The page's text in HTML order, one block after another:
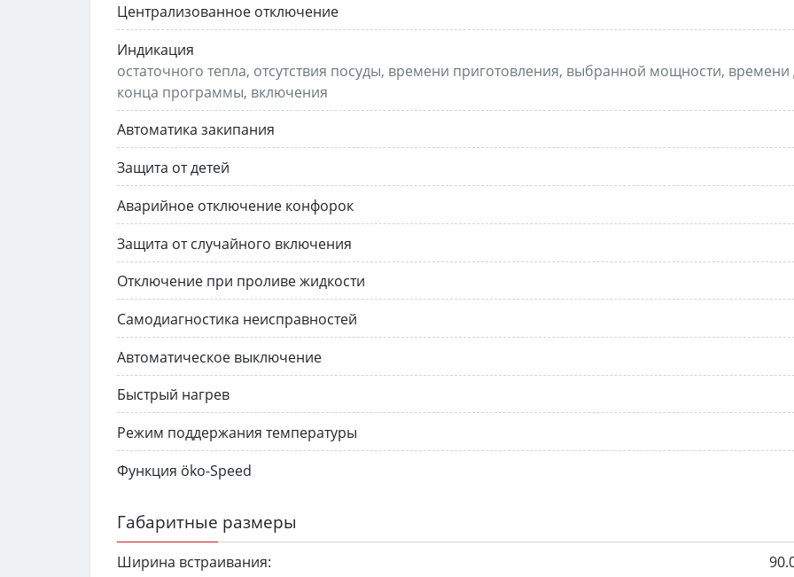
Централизованное отключение
Индикация
остаточного тепла, отсутствия посуды, времени приготовления, выбранной мощности, времени
конца программы, включения
Автоматика закипания
Защита от детей
Аварийное отключение конфорок
Защита от случайного включения
Отключение при проливе жидкости
Самодиагностика неисправностей
Автоматическое выключение
Быстрый нагрев
Режим поддержания температуры
Функция öko-Speed
Габаритные размеры
Ширина встраивания: